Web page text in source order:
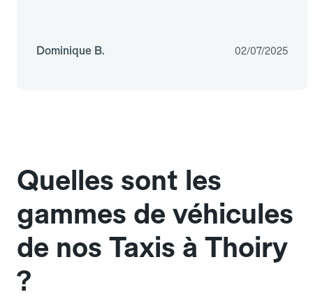
Dominique B. 02/07/2025
Quelles sont les
gammes de véhicules
de nos Taxis à Thoiry
?